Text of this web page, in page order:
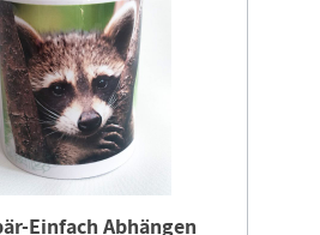
Einfach Abhängen